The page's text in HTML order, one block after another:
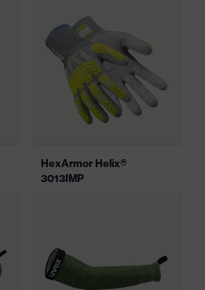
HexArmor Helix®
3013IMP